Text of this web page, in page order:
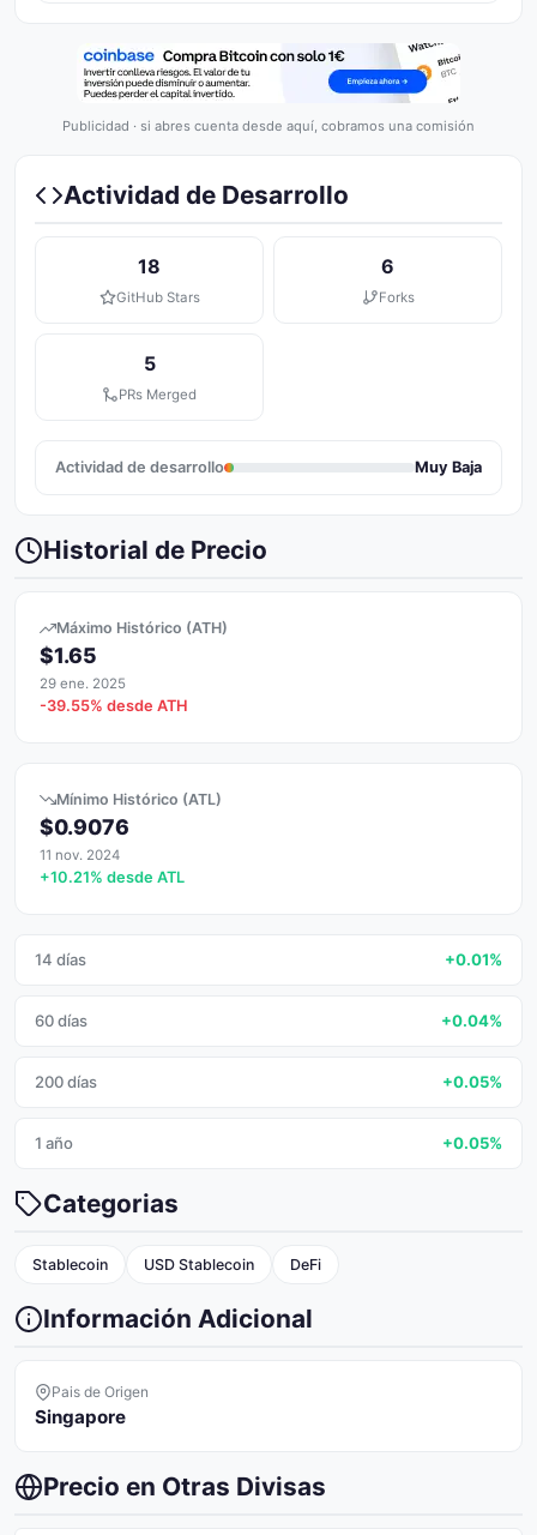
Publicidad · si abres cuenta desde aquí, cobramos una comisión
Actividad de Desarrollo
18
GitHub Stars
6
Forks
5
PRs Merged
Actividad de desarrollo Muy Baja
Historial de Precio
Máximo Histórico (ATH)
$1.65
29 ene. 2025
-39.55% desde ATH
Mínimo Histórico (ATL)
$0.9076
11 nov. 2024
+10.21% desde ATL
14 días +0.01%
60 días +0.04%
200 días +0.05%
1 año +0.05%
Categorias
Stablecoin USD Stablecoin DeFi
Información Adicional
Pais de Origen
Singapore
Precio en Otras Divisas